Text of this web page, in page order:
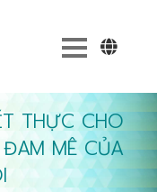
THỰC CHO
MÊ CỦA